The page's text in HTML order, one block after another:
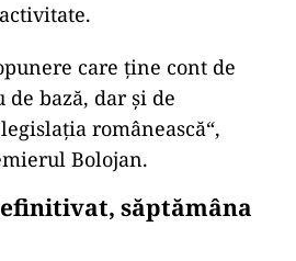
care ține cont de
bază, dar și de
românească“,
Bolojan.
săptămâna